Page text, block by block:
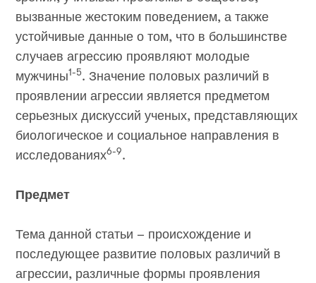
вызванные жестоким поведением, а также
устойчивые данные о том, что в большинстве
случаев агрессию проявляют молодые
мужчины1-5. Значение половых различий в
проявлении агрессии является предметом
серьезных дискуссий ученых, представляющих
биологическое и социальное направления в
исследованиях6-9.
Предмет
Тема данной статьи – происхождение и
последующее развитие половых различий в
агрессии, различные формы проявления